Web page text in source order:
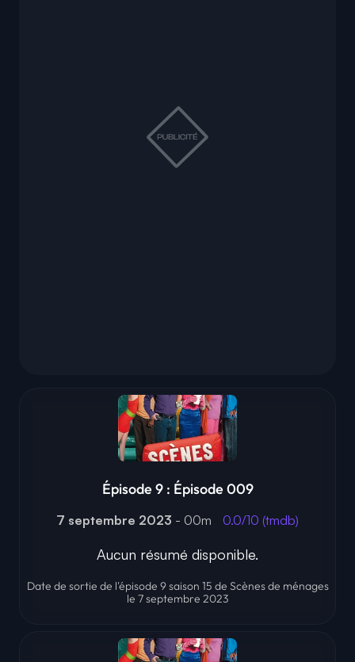
Épisode 9 : Épisode 009
7 septembre 2023 - 00m 0.0/10 (tmdb)
Aucun résumé disponible.
Date de sortie de l'épisode 9 saison 15 de Scènes de ménages
le 7 septembre 2023